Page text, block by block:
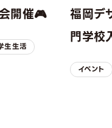
開催🎮
生生活
福岡デ
門学校
イベント